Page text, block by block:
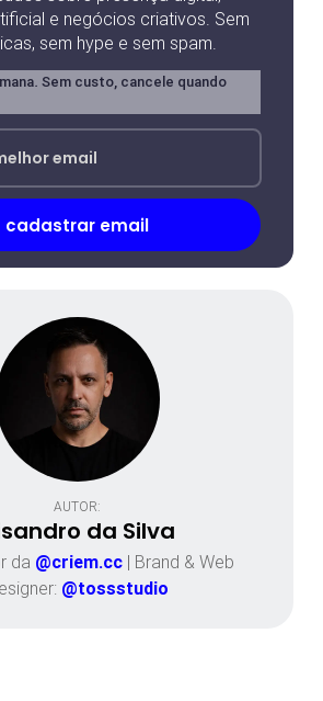
e negócios criativos. Sem
sem hype e sem spam.
Sem custo, cancele quando
AUTOR:
da Silva
da @criem.cc | Brand & Web
@tossstudio